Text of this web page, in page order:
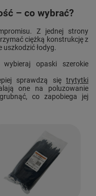
– co wybrać?
Z jednej strony
ciężką konstrukcję z
uszkodzić łodyg.
opaski szerokie
sprawdzą się trytytki
one na poluzowanie
co zapobiega jej